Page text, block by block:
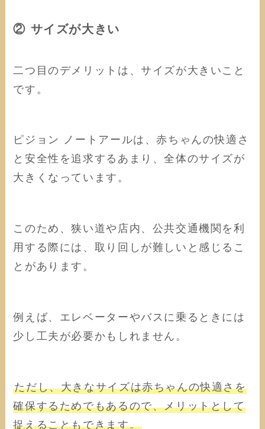
② サイズが大きい
二つ目のデメリットは、サイズが大きいこと
です。
ピジョン ノートアールは、赤ちゃんの快適さ
と安全性を追求するあまり、全体のサイズが
大きくなっています。
このため、狭い道や店内、公共交通機関を利
用する際には、取り回しが難しいと感じるこ
とがあります。
例えば、エレベーターやバスに乗るときには
少し工夫が必要かもしれません。
ただし、大きなサイズは赤ちゃんの快適さを
確保するためでもあるので、メリットとして
捉えることもできます。